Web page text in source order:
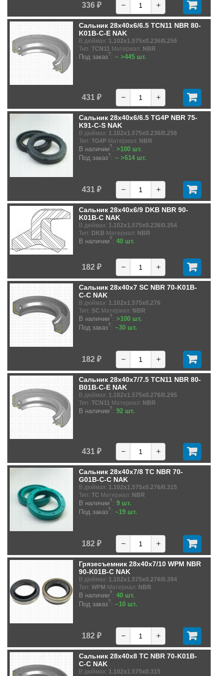
336 ₽ − +
Сальник 28x40x6/6.5 TCN11 NBR 80-
K01B-C-E NAK
В дюймах: 1.102x1.575x0.236/0.256
Тип: TCN11 Материал: NBR
Под заказ?: ~ >445 шт.
431 ₽ − +
Сальник 28x40x6/6.5 TG4P NBR 75-
K91-C-S NAK
В дюймах: 1.102x1.575x0.236/0.256
Тип: TG4P Материал: NBR
В наличии?: >100 шт.
Под заказ?: ~ >614 шт.
431 ₽ − +
Сальник 28x40x6/9 DKB NBR 90-
K01B-C NAK
В дюймах: 1.102x1.575x0.236/0.354
Тип: DKB Материал: NBR
В наличии?: 40 шт.
182 ₽ − +
Сальник 28x40x7 SC NBR 70-K01B-
C-C NAK
В дюймах: 1.102x1.575x0.276
Тип: SC Материал: NBR
В наличии?: >100 шт.
Под заказ?: ~30 шт.
182 ₽ − +
Сальник 28x40x7/7.5 TCN11 NBR 80-
B01B-C-E NAK
В дюймах: 1.102x1.575x0.276/0.295
Тип: TCN11 Материал: NBR
В наличии?: 92 шт.
431 ₽ − +
Сальник 28x40x7/8 TC NBR 70-
G01B-C-C NAK
В дюймах: 1.102x1.575x0.276/0.315
Тип: TC Материал: NBR
В наличии?: 9 шт.
Под заказ?: ~19 шт.
182 ₽ − +
Грязесъемник 28x40x7/10 WPM NBR
90-K01B-C NAK
В дюймах: 1.102x1.575x0.276/0.394
Тип: WPM Материал: NBR
В наличии?: 40 шт.
Под заказ?: ~10 шт.
182 ₽ − +
Сальник 28x40x8 TC NBR 70-K01B-
C-C NAK
В дюймах: 1.102x1.575x0.315